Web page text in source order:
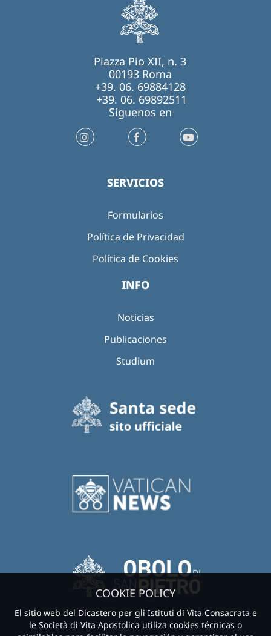
Piazza Pio XII, n. 3
00193 Roma
+39. 06. 69884128
+39. 06. 69892511
Síguenos en
SERVICIOS
Formularios
Política de Privacidad
Política de Cookies
INFO
Noticias
Publicaciones
Studium
COOKIE POLICY
El sitio web del Dicastero per gli Istituti di Vita Consacrata e
le Società di Vita Apostolica utiliza cookies técnicas o